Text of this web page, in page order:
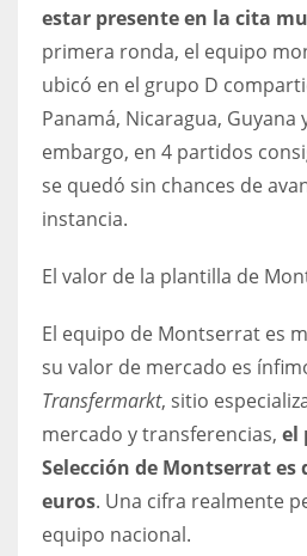
estar presente en la cita
primera ronda, el equipo
ubicó en el grupo D
Panamá, Nicaragua, Guyana
embargo, en 4 partidos
se quedó sin chances de
instancia.
El valor de la plantilla de
El equipo de Montserrat es
su valor de mercado es
Transfermarkt, sitio
mercado y transferencias, el
Selección de Montserrat es
euros. Una cifra realmente
equipo nacional.